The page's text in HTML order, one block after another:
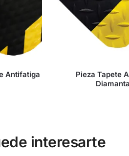
Antifatiga
Pieza Tapete
interesarte